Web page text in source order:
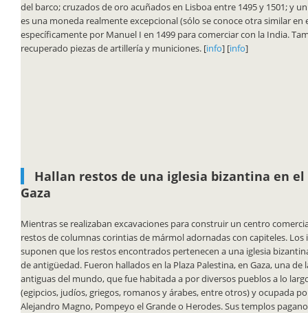
del barco; cruzados de oro acuñados en Lisboa entre 1495 y 1501; y
es una moneda realmente excepcional (sólo se conoce otra similar en
específicamente por Manuel I en 1499 para comerciar con la India.
recuperado piezas de artillería y municiones. [info] [info]
Hallan restos de una iglesia bizantina en
Gaza
Mientras se realizaban excavaciones para construir un centro
restos de columnas corintias de mármol adornadas con capiteles. Los
suponen que los restos encontrados pertenecen a una iglesia
de antigüedad. Fueron hallados en la Plaza Palestina, en Gaza, una de
antiguas del mundo,que fue habitada a por diversos pueblos a lo
(egipcios, judíos, griegos, romanos y árabes, entre otros) y ocupada
Alejandro Magno, Pompeyo el Grande o Herodes. Sus templos